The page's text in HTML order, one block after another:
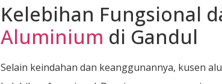
Kelebihan Fungsional
Aluminium di Gandul
Selain keindahan dan keanggunannya, kusen